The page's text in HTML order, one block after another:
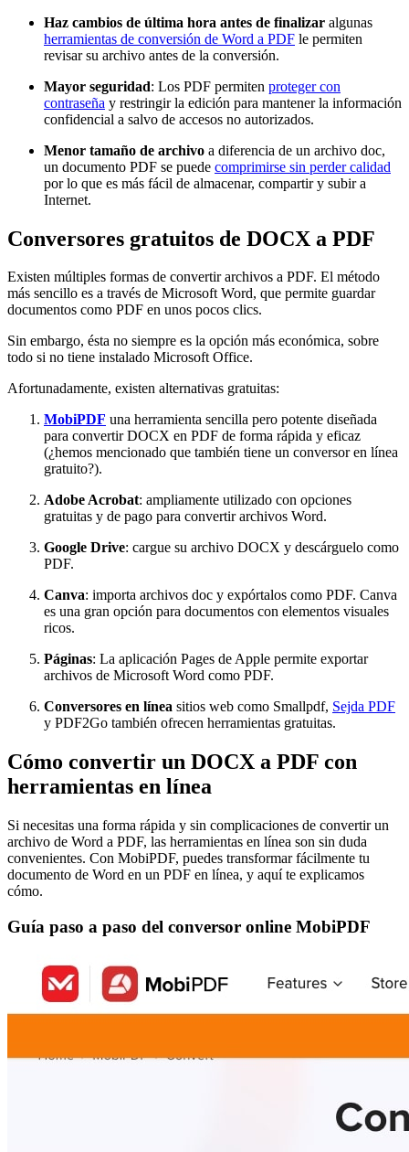
Haz cambios de última hora antes de finalizar algunas
herramientas de conversión de Word a PDF le permiten
revisar su archivo antes de la conversión.
Mayor seguridad: Los PDF permiten proteger con
contraseña y restringir la edición para mantener la información
confidencial a salvo de accesos no autorizados.
Menor tamaño de archivo a diferencia de un archivo doc,
un documento PDF se puede comprimirse sin perder calidad
por lo que es más fácil de almacenar, compartir y subir a
Internet.
Conversores gratuitos de DOCX a PDF
Existen múltiples formas de convertir archivos a PDF. El método
más sencillo es a través de Microsoft Word, que permite guardar
documentos como PDF en unos pocos clics.
Sin embargo, ésta no siempre es la opción más económica, sobre
todo si no tiene instalado Microsoft Office.
Afortunadamente, existen alternativas gratuitas:
MobiPDF una herramienta sencilla pero potente diseñada
para convertir DOCX en PDF de forma rápida y eficaz
(¿hemos mencionado que también tiene un conversor en línea
gratuito?).
Adobe Acrobat: ampliamente utilizado con opciones
gratuitas y de pago para convertir archivos Word.
Google Drive: cargue su archivo DOCX y descárguelo como
PDF.
Canva: importa archivos doc y expórtalos como PDF. Canva
es una gran opción para documentos con elementos visuales
ricos.
Páginas: La aplicación Pages de Apple permite exportar
archivos de Microsoft Word como PDF.
Conversores en línea sitios web como Smallpdf, Sejda PDF
y PDF2Go también ofrecen herramientas gratuitas.
Cómo convertir un DOCX a PDF con
herramientas en línea
Si necesitas una forma rápida y sin complicaciones de convertir un
archivo de Word a PDF, las herramientas en línea son sin duda
convenientes. Con MobiPDF, puedes transformar fácilmente tu
documento de Word en un PDF en línea, y aquí te explicamos
cómo.
Guía paso a paso del conversor online MobiPDF